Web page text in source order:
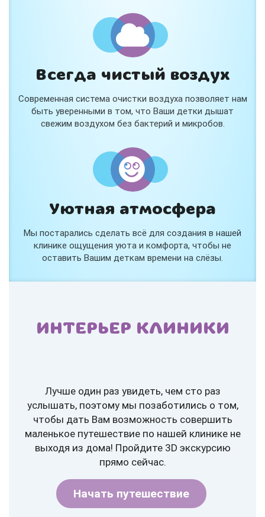
Всегда чистый воздух
Современная система очистки воздуха позволяет нам
быть уверенными в том, что Ваши детки дышат
свежим воздухом без бактерий и микробов.
Уютная атмосфера
Мы постарались сделать всё для создания в нашей
клинике ощущения уюта и комфорта, чтобы не
оставить Вашим деткам времени на слёзы.
ИНТЕРЬЕР КЛИНИКИ
Лучше один раз увидеть, чем сто раз
услышать, поэтому мы позаботились о том,
чтобы дать Вам возможность совершить
маленькое путешествие по нашей клинике не
выходя из дома! Пройдите 3D экскурсию
прямо сейчас.
Начать путешествие